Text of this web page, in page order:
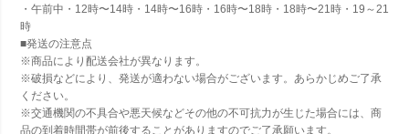
・午前中・12時〜14時・14時〜16時・16時〜18時・18時〜21時・19～21
時
■発送の注意点
※商品により配送会社が異なります。
※破損などにより、発送が適わない場合がございます。あらかじめご了承
ください。
※交通機関の不具合や悪天候などその他の不可抗力が生じた場合には、商
品の到着時間帯が前後することがありますのでご了承願います。